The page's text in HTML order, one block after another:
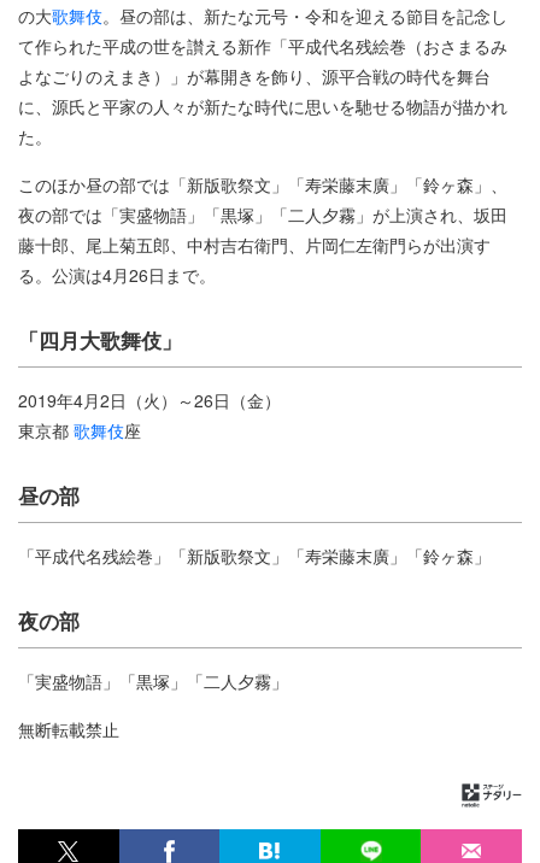
の大歌舞伎。昼の部は、新たな元号・令和を迎える節目を記念し
て作られた平成の世を讃える新作「平成代名残絵巻（おさまるみ
よなごりのえまき）」が幕開きを飾り、源平合戦の時代を舞台
に、源氏と平家の人々が新たな時代に思いを馳せる物語が描かれ
た。
このほか昼の部では「新版歌祭文」「寿栄藤末廣」「鈴ヶ森」、
夜の部では「実盛物語」「黒塚」「二人夕霧」が上演され、坂田
藤十郎、尾上菊五郎、中村吉右衛門、片岡仁左衛門らが出演す
る。公演は4月26日まで。
「四月大歌舞伎」
2019年4月2日（火）～26日（金）
東京都 歌舞伎座
昼の部
「平成代名残絵巻」「新版歌祭文」「寿栄藤末廣」「鈴ヶ森」
夜の部
「実盛物語」「黒塚」「二人夕霧」
無断転載禁止